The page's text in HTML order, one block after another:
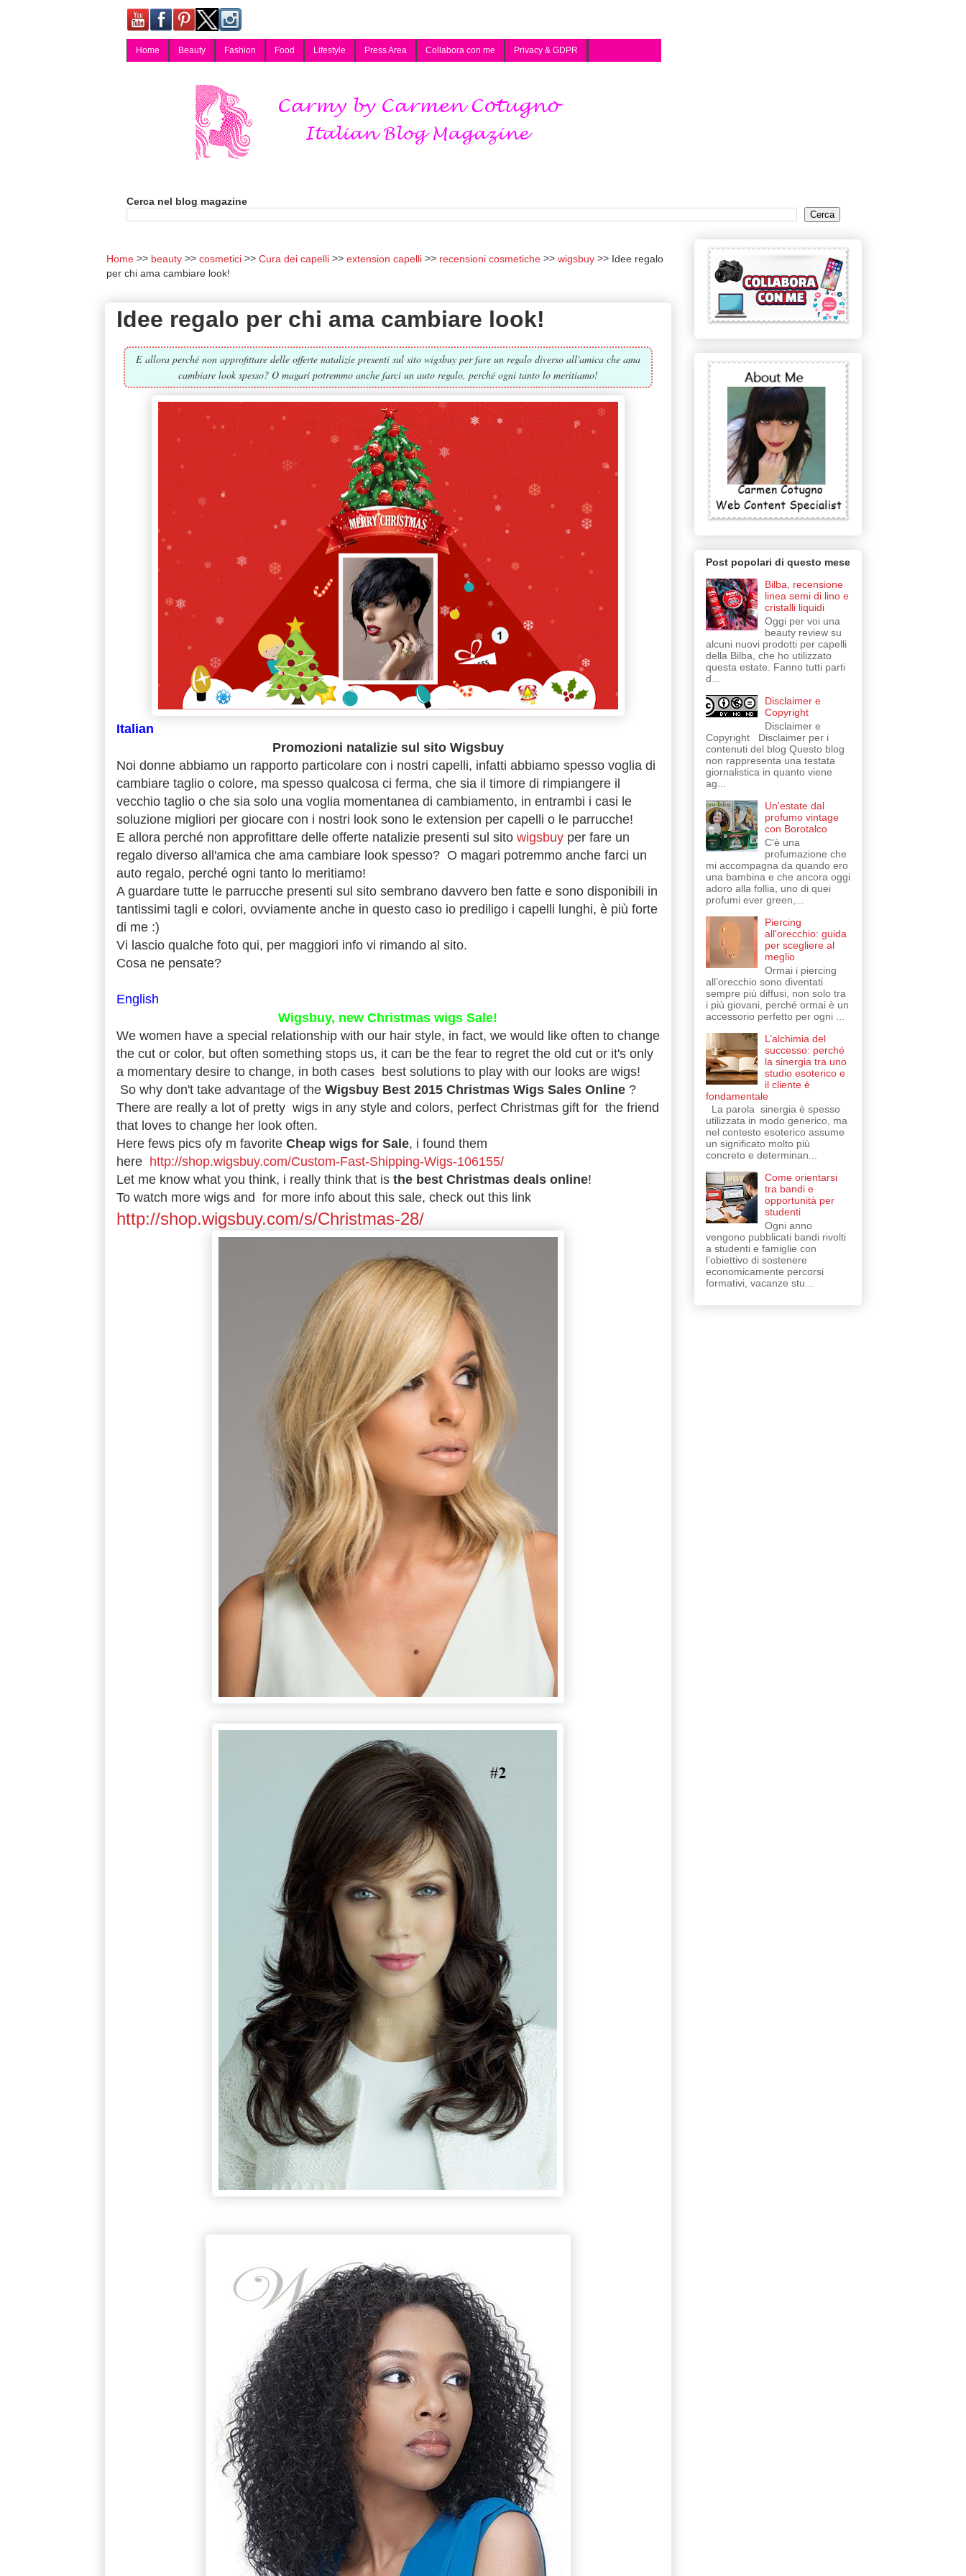
Home Beauty Fashion Food Lifestyle Press Area Collabora con me Privacy & GDPR
Cerca nel blog magazine
Home beauty cosmetici Cura dei capelli extension capelli recensioni cosmetiche wigsbuy
Idee regalo
per chi ama cambiare look!
Idee regalo per chi ama cambiare look!
E allora perché non approfittare delle offerte natalizie presenti sul sito wigsbuy per fare un regalo diverso all'amica che ama
cambiare look spesso? O magari potremmo anche farci un auto regalo, perché ogni tanto lo meritiamo!
Italian
Promozioni natalizie sul sito Wigsbuy
Noi donne abbiamo un rapporto particolare con i nostri capelli, infatti abbiamo spesso voglia di
cambiare taglio o colore, ma spesso qualcosa ci ferma, che sia il timore di rimpiangere il
vecchio taglio o che sia solo una voglia momentanea di cambiamento, in entrambi i casi le
soluzione migliori per giocare con i nostri look sono le extension per capelli o le parrucche!
E allora perché non approfittare delle offerte natalizie presenti sul sito wigsbuy per fare un
regalo diverso all'amica che ama cambiare look spesso? O magari potremmo anche farci un
auto regalo, perché ogni tanto lo meritiamo!
A guardare tutte le parrucche presenti sul sito sembrano davvero ben fatte e sono disponibili in
tantissimi tagli e colori, ovviamente anche in questo caso io prediligo i capelli lunghi, è più forte
di me :)
Vi lascio qualche foto qui, per maggiori info vi rimando al sito.
Cosa ne pensate?
English
Wigsbuy, new Christmas wigs Sale!
We women have a special relationship with our hair style, in fact, we would like often to change
the cut or color, but often something stops us, it can be the fear to regret the old cut or it's only
a momentary desire to change, in both cases best solutions to play with our looks are wigs!
So why don't take advantage of the Wigsbuy Best 2015 Christmas Wigs Sales Online?
There are really a lot of pretty wigs in any style and colors, perfect Christmas gift for the friend
that loves to change her look often.
Here fews pics ofy m favorite Cheap wigs for Sale, i found them
here http://shop.wigsbuy.com/Custom-Fast-Shipping-Wigs-106155/
Let me know what you think, i really think that is the best Christmas deals online!
To watch more wigs and for more info about this sale, check out this link
http://shop.wigsbuy.com/s/Christmas-28/
Post popolari di questo mese
Bilba, recensione
linea semi di lino e
cristalli liquidi
Oggi per voi una
beauty review su
alcuni nuovi prodotti per capelli
della Bilba, che ho utilizzato
questa estate. Fanno tutti parti
d...
Disclaimer e
Copyright
Disclaimer e
Copyright Disclaimer per i
contenuti del blog Questo blog
non rappresenta una testata
giornalistica in quanto viene
ag...
Un'estate dal
profumo vintage
con Borotalco
C'è una
profumazione che
mi accompagna da quando ero
una bambina e che ancora oggi
adoro alla follia, uno di quei
profumi ever green,...
Piercing
all'orecchio: guida
per scegliere al
meglio
Ormai i piercing
all’orecchio sono diventati
sempre più diffusi, non solo tra
i più giovani, perché ormai è un
accessorio perfetto per ogni ...
L’alchimia del
successo: perché
la sinergia tra uno
studio esoterico e
il cliente è
fondamentale
La parola sinergia è spesso
utilizzata in modo generico, ma
nel contesto esoterico assume
un significato molto più
concreto e determinan...
Come orientarsi
tra bandi e
opportunità per
studenti
Ogni anno
vengono pubblicati bandi rivolti
a studenti e famiglie con
l’obiettivo di sostenere
economicamente percorsi
formativi, vacanze stu...